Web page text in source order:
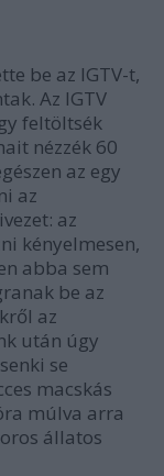
be az IGTV-t,
Az IGTV
feltöltsék
nézzék 60
az egy
az
az
kényelmesen,
abba sem
be az
az
után úgy
se
macskás
múlva arra
állatos